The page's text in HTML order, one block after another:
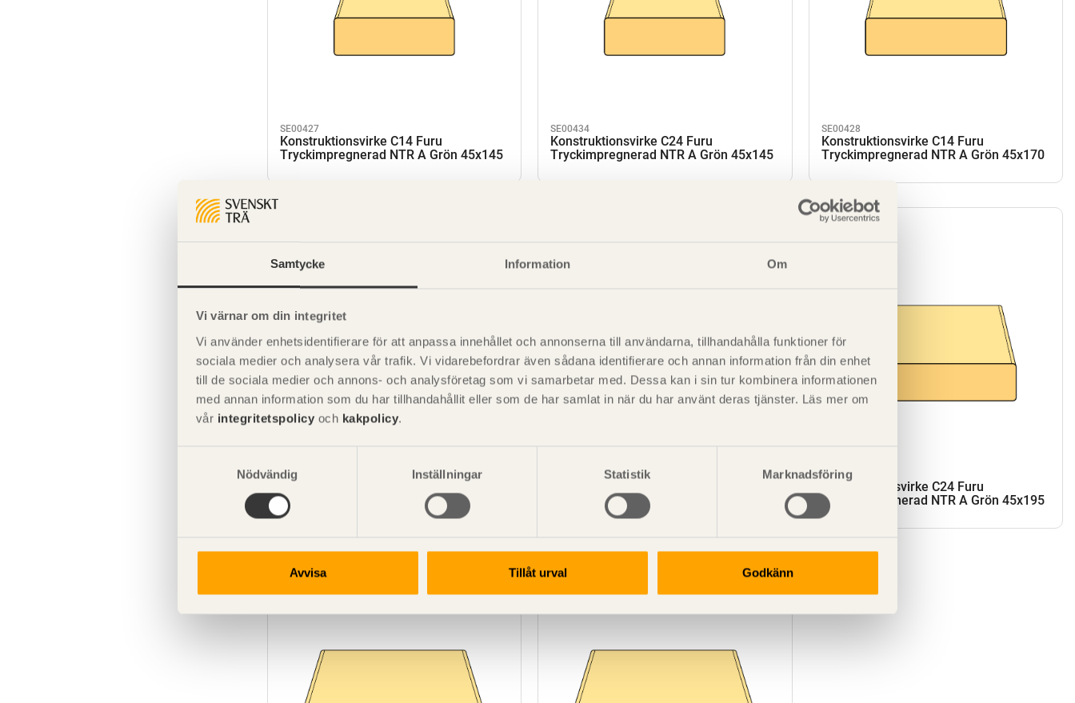
Samtycke Information Om
Vi värnar om din integritet
Vi använder enhetsidentifierare för att anpassa innehållet och annonserna till användarna, tillhandahålla funktioner för
sociala medier och analysera vår trafik. Vi vidarebefordrar även sådana identifierare och annan information från din enhet
till de sociala medier och annons- och analysföretag som vi samarbetar med. Dessa kan i sin tur kombinera informationen
med annan information som du har tillhandahållit eller som de har samlat in när du har använt deras tjänster. Läs mer om
vår integritetspolicy och kakpolicy.
Nödvändig
Inställningar Statistik Marknadsföring
Avvisa Tillåt urval Godkänn
SE00427
Konstruktionsvirke C14 Furu
Tryckimpregnerad NTR A Grön 45x145
SE00434
Konstruktionsvirke C24 Furu
Tryckimpregnerad NTR A Grön 45x145
SE00428
Konstruktionsvirke C14 Furu
Tryckimpregnerad NTR A Grön 45x170
SE00435
Tryckimpregnerad NTR A Grön 45x170
Tryckimpregnerad NTR A Grön 45x195
SE00436
Konstruktionsvirke C24 Furu
Tryckimpregnerad NTR A Grön 45x195